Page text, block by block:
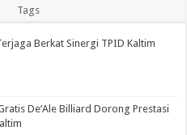
Tags
Berkat Sinergi TPID Kaltim
De’Ale Billiard Dorong Prestasi